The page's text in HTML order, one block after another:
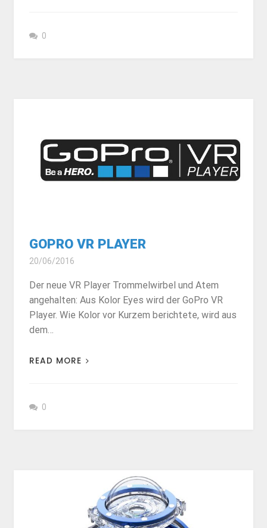
0
GOPRO VR PLAYER
20/06/2016
Der neue VR Player Trommelwirbel und Atem
angehalten: Aus Kolor Eyes wird der GoPro VR
Player. Wie Kolor vor Kurzem berichtete, wird aus
dem…
READ MORE
0